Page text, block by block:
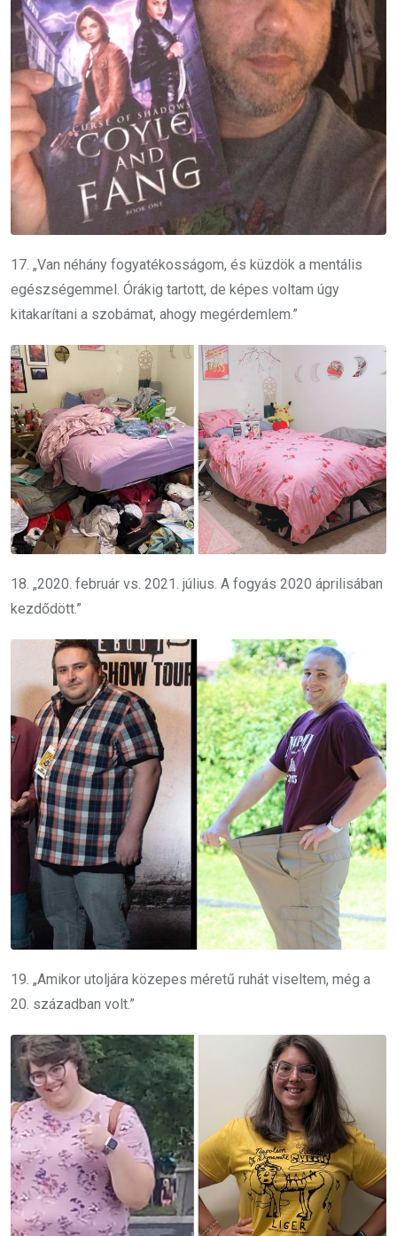
17. „Van néhány fogyatékosságom, és küzdök a mentális
egészségemmel. Órákig tartott, de képes voltam úgy
kitakarítani a szobámat, ahogy megérdemlem.”
18. „2020. február vs. 2021. július. A fogyás 2020 áprilisában
kezdődött.”
19. „Amikor utoljára közepes méretű ruhát viseltem, még a
20. században volt.”